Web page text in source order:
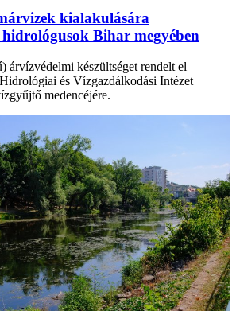
kialakulására
Bihar megyében
árvízvédelmi készültséget rendelt el
és Vízgazdálkodási Intézet
medencéjére.